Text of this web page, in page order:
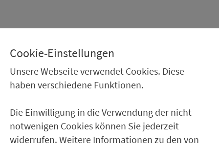
Ver­kehrs­ver­bund Groß­raum
22.000 Qua­drat­ki­lo­me­ter. 130 Ver­kehrs­un­
ter­neh­men. 1.100 Linien. Eine Fahr­kar­te.
Cookie-Einstellungen
Unsere Webseite verwendet Cookies. Diese
haben verschiedene Funktionen.
Die Einwilligung in die Verwendung der nicht
notwenigen Cookies können Sie jederzeit
widerrufen. Weitere Informationen zu den von